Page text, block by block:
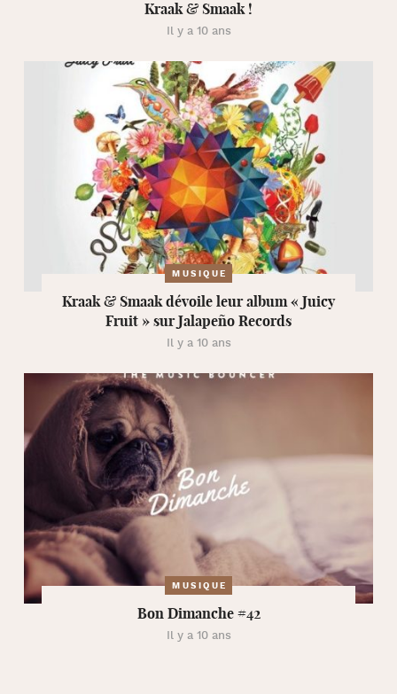
Kraak & Smaak !
Il y a 10 ans
MUSIQUE
Kraak & Smaak dévoile leur album « Juicy
Fruit » sur Jalapeño Records
Il y a 10 ans
MUSIQUE
Bon Dimanche #42
Il y a 10 ans